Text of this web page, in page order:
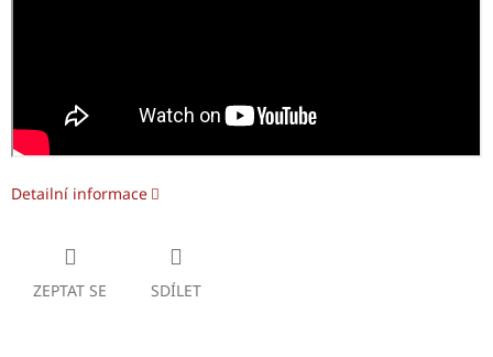
Detailní informace
ZEPTAT SE SDÍLET